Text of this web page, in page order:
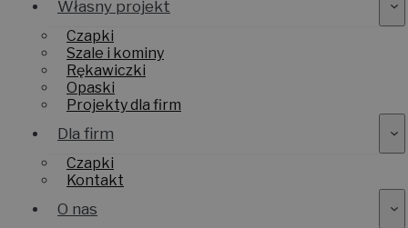
Własny projekt
Czapki
Szale i kominy
Rękawiczki
Opaski
Projekty dla firm
Dla firm
Czapki
Kontakt
O nas